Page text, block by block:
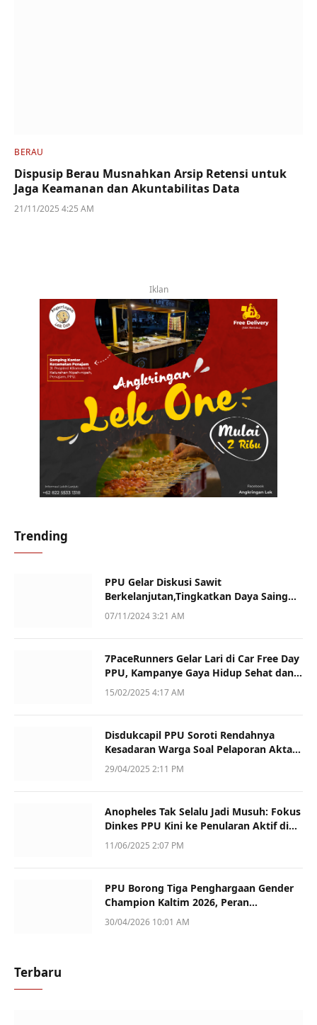
BERAU
Dispusip Berau Musnahkan Arsip Retensi untuk
Jaga Keamanan dan Akuntabilitas Data
21/11/2025 4:25 AM
Iklan
Trending
PPU Gelar Diskusi Sawit
Berkelanjutan,Tingkatkan Daya Saing
dan Kualitas
07/11/2024 3:21 AM
7PaceRunners Gelar Lari di Car Free Day
PPU, Kampanye Gaya Hidup Sehat dan
Dukung UMKM
15/02/2025 4:17 AM
Disdukcapil PPU Soroti Rendahnya
Kesadaran Warga Soal Pelaporan Akta
Kematian
29/04/2025 2:11 PM
Anopheles Tak Selalu Jadi Musuh: Fokus
Dinkes PPU Kini ke Penularan Aktif di
Sotek
11/06/2025 2:07 PM
PPU Borong Tiga Penghargaan Gender
Champion Kaltim 2026, Peran
Perempuan Jadi Sorotan
30/04/2026 10:01 AM
Terbaru